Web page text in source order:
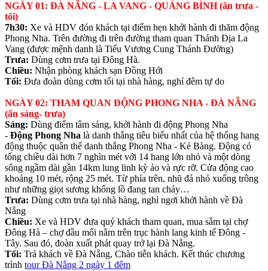
NGÀY 01: ĐÀ NẴNG - LA VANG - QUẢNG BÌNH (ăn trưa -
tối)
7h30: Xe và HDV đón khách tại điểm hẹn khởi hành đi thăm động
Phong Nha. Trên đường đi trên đường tham quan Thánh Địa La
Vang (được mệnh danh là Tiểu Vương Cung Thánh Đường)
Trưa: Dùng cơm trưa tại Đông Hà.
Chiều: Nhận phòng khách sạn Đồng Hới
Tối: Đưa đoàn dùng cơm tối tại nhà hàng, nghỉ đêm tự do
NGÀY 02: THAM QUAN ĐỘNG PHONG NHA - ĐÀ NẴNG
(ăn sáng- trưa)
Sáng: Dùng điểm tâm sáng, khởi hành đi động Phong Nha
- Động Phong Nha là danh thắng tiêu biểu nhất của hệ thống hang
động thuộc quần thể danh thắng Phong Nha - Kẻ Bàng. Động có
tổng chiều dài hơn 7 nghìn mét với 14 hang lớn nhỏ và một dòng
sông ngầm dài gần 14km lung linh kỳ ảo và rực rỡ. Cửa động cao
khoảng 10 mét, rộng 25 mét. Từ phía trên, nhũ đá nhỏ xuống trông
như những giọt sương khổng lồ đang tan chảy…
Trưa: Dùng cơm trưa tại nhà hàng, nghỉ ngơi khởi hành về Đà
Nẵng
Chiều: Xe và HDV đưa quý khách tham quan, mua sắm tại chợ
Đông Hà – chợ đầu mối nằm trên trục hành lang kinh tế Đông -
Tây. Sau đó, đoàn xuất phát quay trở lại Đà Nẵng.
Tối: Trả khách về Đà Nẵng, Chào tiễn khách. Kết thúc chương
trình tour Đà Nẵng 2 ngày 1 đêm